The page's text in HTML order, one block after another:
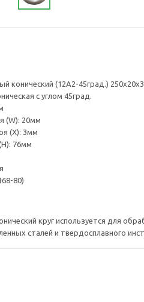
конический (12А2-45град.)
с углом 45град.
(W): 20мм
(Х): 3мм
76мм
80)
круг используется для
сталей и твердосплавного